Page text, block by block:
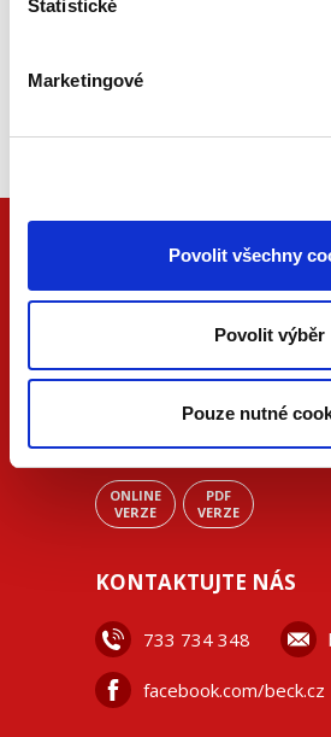
Statistické
Marketingové
Povolit všechny
Povolit výběr
Pouze nutné
ONLINE
VERZE
PDF
VERZE
KONTAKTUJTE NÁS
733 734 348
facebook.com/beck.cz